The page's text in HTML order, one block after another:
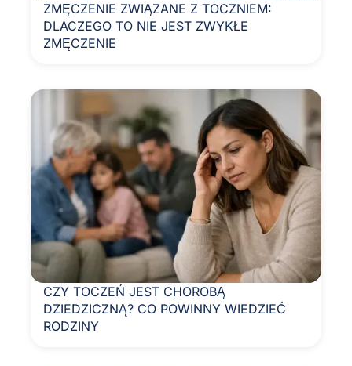
ZMĘCZENIE ZWIĄZANE Z TOCZNIEM:
DLACZEGO TO NIE JEST ZWYKŁE
ZMĘCZENIE
CZY TOCZEŃ JEST CHOROBĄ
DZIEDZICZNĄ? CO POWINNY WIEDZIEĆ
RODZINY